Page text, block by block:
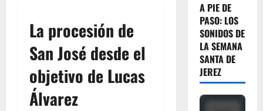
La procesión de
San José desde el
objetivo de Lucas
Álvarez
A PIE DE
PASO: LOS
SONIDOS DE
LA SEMANA
SANTA DE
JEREZ